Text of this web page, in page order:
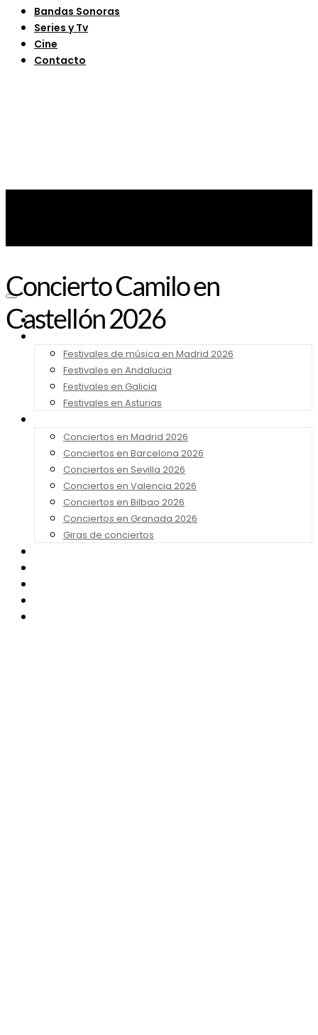
Bandas Sonoras
Series y Tv
Cine
Contacto
Noticias
Festivales de música en Madrid 2026
Festivales en Andalucia
Festivales en Galicia
Festivales en Asturias
Conciertos en Madrid 2026
Conciertos en Barcelona 2026
Conciertos en Sevilla 2026
Conciertos en Valencia 2026
Conciertos en Bilbao 2026
Conciertos en Granada 2026
Giras de conciertos
Concierto Camilo en
Castellón 2026